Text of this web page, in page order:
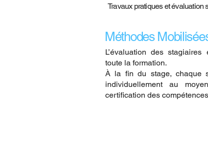
Travaux pratiques et évaluation
Méthodes
L’évaluation des
toute la formation.
À la fin du stage, chaque
individuellement au
certification des